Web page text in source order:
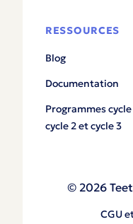
RESSOURCES
Blog
Documentation
Programmes cycle
cycle 2 et cycle 3
© 2026
CGU